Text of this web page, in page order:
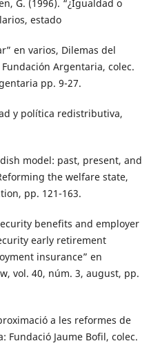
G. (1996). “¿Igualdad o
estado
en varios, Dilemas del
Argentaria, colec.
pp. 9-27.
y política redistributiva,
model: past, present, and
the welfare state,
pp. 121-163.
benefits and employer
early retirement
insurance” en
vol. 40, núm. 3, august, pp.
a les reformes de
Fundació Jaume Bofil, colec.